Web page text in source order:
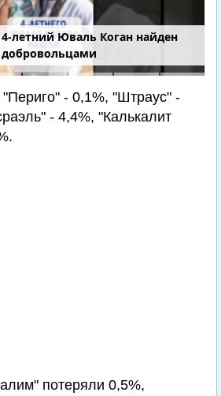
4-летний Юваль Коган найден
добровольцами
- 0,1%, "Штраус" -
- 4,4%, "Калькалит
потеряли 0,5%,